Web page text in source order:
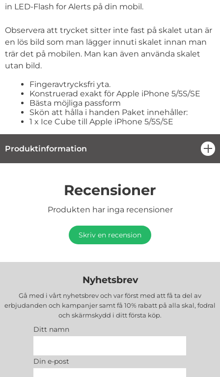
in LED-Flash for Alerts på din mobil.
Observera att trycket sitter inte fast på skalet utan är
en lös bild som man lägger innuti skalet innan man
trär det på mobilen. Man kan även använda skalet
utan bild.
Fingeravtrycksfri yta.
Konstruerad exakt för Apple iPhone 5/5S/SE
Bästa möjliga passform
Skön att hålla i handen Paket innehåller:
1 x Ice Cube till Apple iPhone 5/5S/SE
Produktinformation
Recensioner
Produkten har inga recensioner
Skriv en recension
Nyhetsbrev
Gå med i vårt nyhetsbrev och var först med att få ta del av
erbjudanden och kampanjer samt få 10% rabatt på alla skal, fodral
och skärmskydd i ditt första köp.
Ditt namn
Din e-post